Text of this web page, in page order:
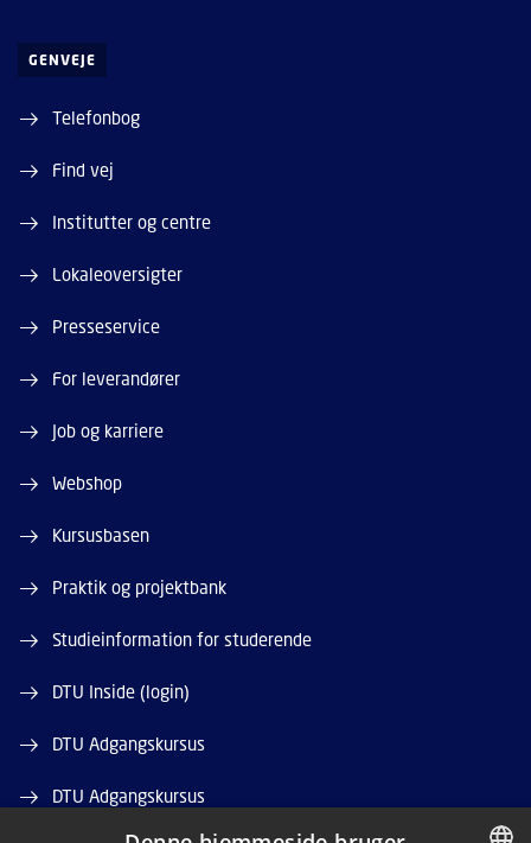
GENVEJE
Telefonbog
Find vej
Institutter og centre
Lokaleoversigter
Presseservice
For leverandører
Job og karriere
Webshop
Kursusbasen
Praktik og projektbank
Studieinformation for studerende
DTU Inside (login)
DTU Adgangskursus
DTU Adgangskursus